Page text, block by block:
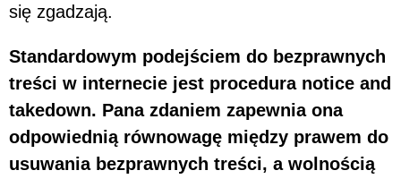
się zgadzają.
Standardowym podejściem do bezprawnych
treści w internecie jest procedura notice and
takedown. Pana zdaniem zapewnia ona
odpowiednią równowagę między prawem do
usuwania bezprawnych treści, a wolnością